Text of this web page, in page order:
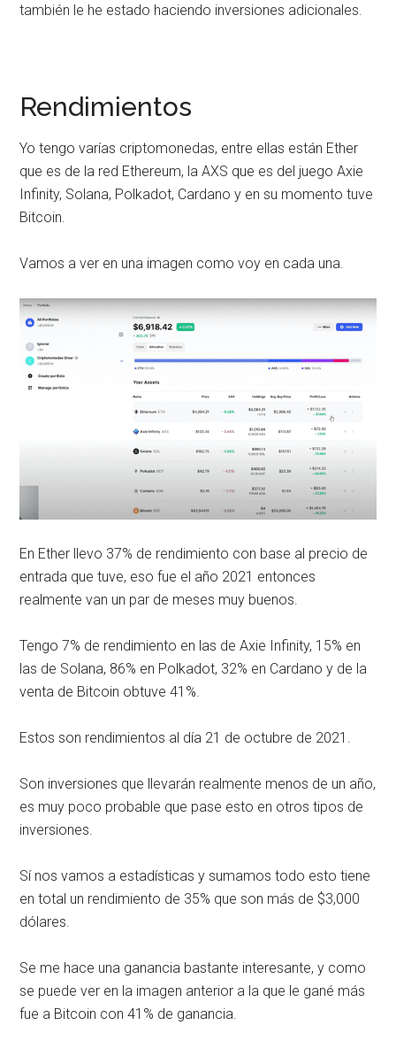
también le he estado haciendo inversiones adicionales.
Rendimientos
Yo tengo varías criptomonedas, entre ellas están Ether
que es de la red Ethereum, la AXS que es del juego Axie
Infinity, Solana, Polkadot, Cardano y en su momento tuve
Bitcoin.
Vamos a ver en una imagen como voy en cada una.
En Ether llevo 37% de rendimiento con base al precio de
entrada que tuve, eso fue el año 2021 entonces
realmente van un par de meses muy buenos.
Tengo 7% de rendimiento en las de Axie Infinity, 15% en
las de Solana, 86% en Polkadot, 32% en Cardano y de la
venta de Bitcoin obtuve 41%.
Estos son rendimientos al día 21 de octubre de 2021.
Son inversiones que llevarán realmente menos de un año,
es muy poco probable que pase esto en otros tipos de
inversiones.
Sí nos vamos a estadísticas y sumamos todo esto tiene
en total un rendimiento de 35% que son más de $3,000
dólares.
Se me hace una ganancia bastante interesante, y como
se puede ver en la imagen anterior a la que le gané más
fue a Bitcoin con 41% de ganancia.